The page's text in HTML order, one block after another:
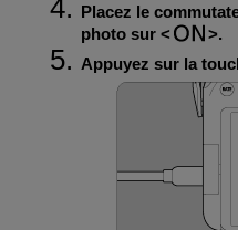
Placez le
photo sur
.
Appuyez sur la